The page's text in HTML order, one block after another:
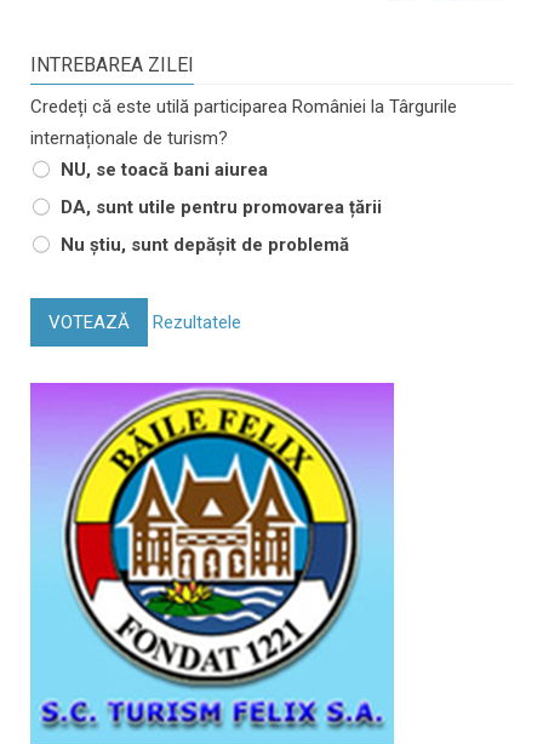
INTREBAREA ZILEI
Credeți că este utilă participarea României la Târgurile
internaționale de turism?
NU, se toacă bani aiurea
DA, sunt utile pentru promovarea țării
Nu știu, sunt depășit de problemă
VOTEAZĂ Rezultatele